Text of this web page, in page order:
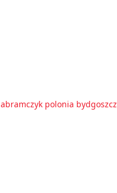
abramczyk polonia bydgoszcz